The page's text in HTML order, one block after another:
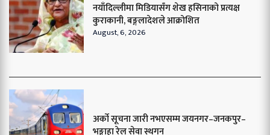
नयाँदिल्लीमा मिडियासँग शेख हसिनाको प्रत्यक्ष
कुराकानी, बङ्गलादेशले आक्रोशित
August, 6, 2026
अर्को सूचना जारी नभएसम्म जयनगर–जनकपुर–
भङ्गाहा रेल सेवा स्थगन